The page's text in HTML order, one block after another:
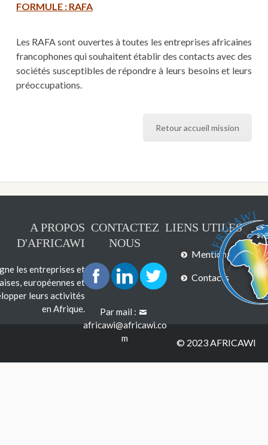
FORMULE : RAFA
Les RAFA sont ouvertes à toutes les entreprises africaines
francophones qui souhaitent établir des contacts avec des
sociétés susceptibles de répondre à leurs besoins et leurs
préoccupations.
Retour accueil mission
A PROPOS
D'AFRICAWI
les entreprises et
européennes et
leurs activités
en Afrique.
CONTACTEZ
NOUS
Par mail :
africawi@africawi.co
m
LIENS UTILES
Mentions légales
Contacts
© 2023 AFRICAWI